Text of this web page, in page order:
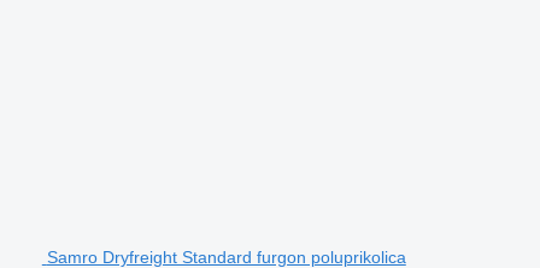
Samro Dryfreight Standard furgon poluprikolica